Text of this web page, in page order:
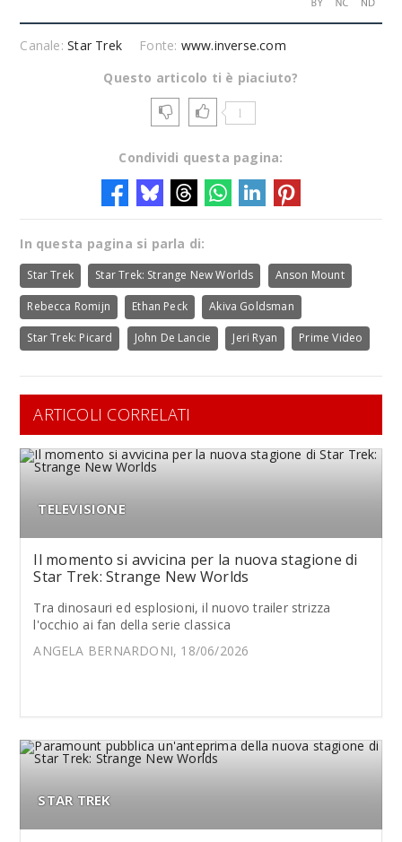
Canale:Star Trek Fonte: www.inverse.com
Questo articolo ti è piaciuto?
1
Condividi questa pagina:
In questa pagina si parla di:
Star Trek Star Trek: Strange New Worlds Anson Mount
Rebecca Romijn Ethan Peck Akiva Goldsman
Star Trek: Picard John De Lancie Jeri Ryan Prime Video
ARTICOLI CORRELATI
TELEVISIONE
Il momento si avvicina per la nuova stagione di
Star Trek: Strange New Worlds
Tra dinosauri ed esplosioni, il nuovo trailer strizza
l'occhio ai fan della serie classica
ANGELA BERNARDONI, 18/06/2026
STAR TREK